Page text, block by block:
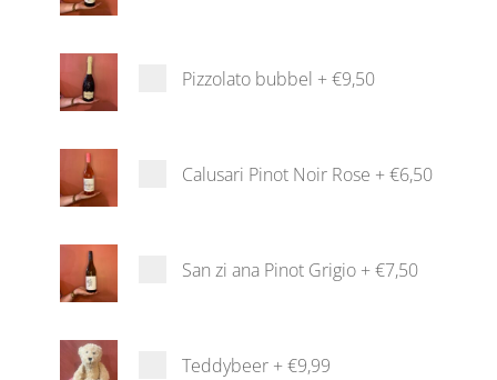
Pizzolato bubbel +€9,50
Calusari Pinot Noir Rose +€6,50
San zi ana Pinot Grigio +€7,50
Teddybeer +€9,99